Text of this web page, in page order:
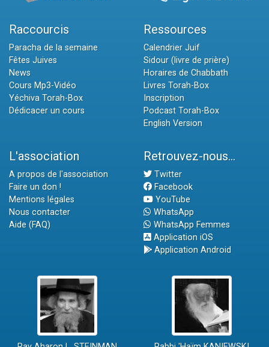
Raccourcis
Paracha de la semaine
Fêtes Juives
News
Cours Mp3-Vidéo
Yéchiva Torah-Box
Dédicacer un cours
Ressources
Calendrier Juif
Sidour (livre de prière)
Horaires de Chabbath
Livres Torah-Box
Inscription
Podcast Torah-Box
English Version
L'association
A propos de l'association
Faire un don !
Mentions légales
Nous contacter
Aide (FAQ)
Retrouvez-nous...
Twitter
Facebook
YouTube
WhatsApp
WhatsApp Femmes
Application iOS
Application Android